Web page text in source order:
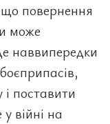
що повернення
може
наввипередки
поставити
війні на